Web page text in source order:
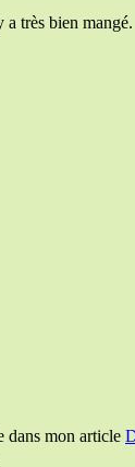
très bien mangé.
dans mon article